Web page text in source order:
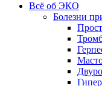
Всё об ЭКО
Болезни